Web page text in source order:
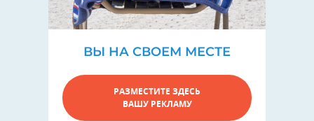
ВЫ НА СВОЕМ МЕСТЕ
РАЗМЕСТИТЕ ЗДЕСЬ
ВАШУ РЕКЛАМУ